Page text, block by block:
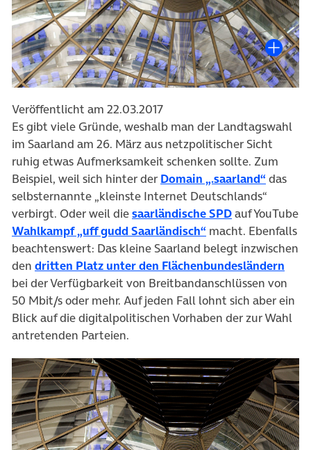
Veröffentlicht am 22.03.2017
Es gibt viele Gründe, weshalb man der Landtagswahl
im Saarland am 26. März aus netzpolitischer Sicht
ruhig etwas Aufmerksamkeit schenken sollte. Zum
Beispiel, weil sich hinter der Domain „.saarland“ (öffnet
das
selbsternannte „kleinste Internet Deutschlands“
verbirgt. Oder weil diesaarländische SPD(öffnet in
auf YouTube
Wahlkampf „uff gudd Saarländisch“ (öffnet in neuem
macht. Ebenfalls
beachtenswert: Das kleine Saarland belegt inzwischen
den dritten Platz unter den Flächenbundesländern
bei der Verfügbarkeit von Breitbandanschlüssen von
50 Mbit/s oder mehr. Auf jeden Fall lohnt sich aber ein
Blick auf die digitalpolitischen Vorhaben der zur Wahl
antretenden Parteien.